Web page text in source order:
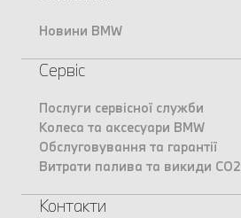
Новини BMW
Сервіс
Послуги сервісної служби
Колеса та аксесуари BMW
Обслуговування та гарантії
Витрати палива та викиди CO2
Контакти